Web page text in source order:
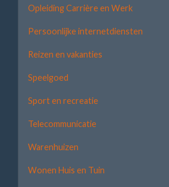
Opleiding Carrière en Werk
Persoonlijke internetdiensten
Reizen en vakanties
Speelgoed
Sport en recreatie
Telecommunicatie
Warenhuizen
Wonen Huis en Tuin